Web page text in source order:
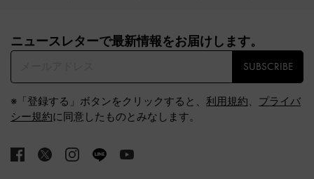
ニュースレターで最新情報をお届けします。​
SUBSCRIBE
※「登録する」ボタンをクリックすると、 利用規約、 プライバ
シー規約に同意したものとみなします。